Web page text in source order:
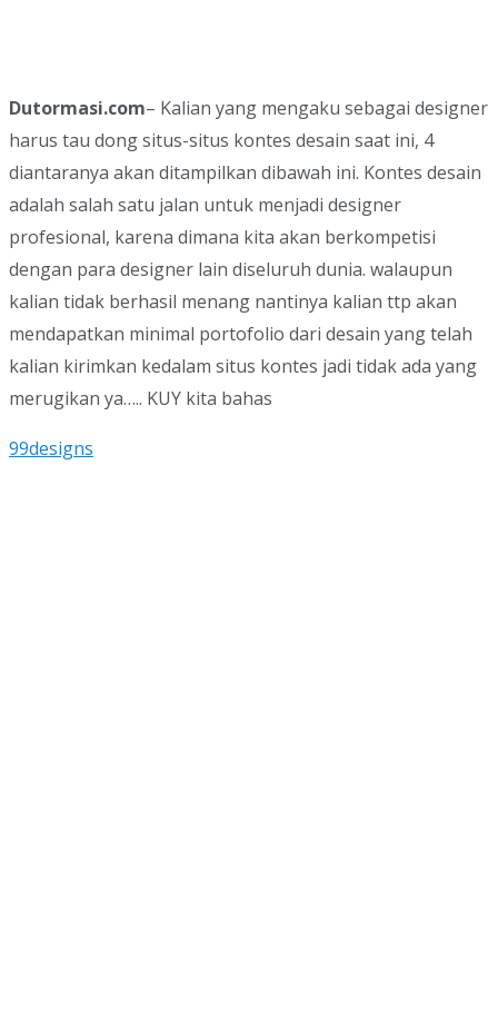
Dutormasi.com– Kalian yang mengaku sebagai designer
harus tau dong situs-situs kontes desain saat ini, 4
diantaranya akan ditampilkan dibawah ini. Kontes desain
adalah salah satu jalan untuk menjadi designer
profesional, karena dimana kita akan berkompetisi
dengan para designer lain diseluruh dunia. walaupun
kalian tidak berhasil menang nantinya kalian ttp akan
mendapatkan minimal portofolio dari desain yang telah
kalian kirimkan kedalam situs kontes jadi tidak ada yang
merugikan ya….. KUY kita bahas
99designs